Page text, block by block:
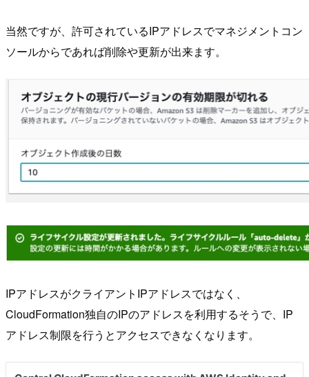
当然ですが、許可されているIPアドレスでマネジメントコン
ソールからであれば削除や更新が出来ます。
IPアドレスがクライアントIPアドレスではなく、
CloudFormation独自のIPのアドレスを利用するそうで、IP
アドレス制限を行うとアクセスできなくなります。